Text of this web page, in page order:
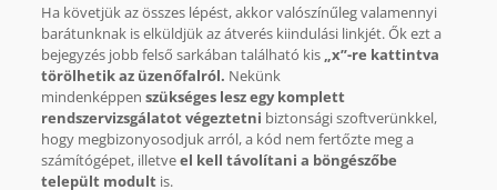
Ha követjük az összes lépést, akkor valószínűleg valamennyi
barátunknak is elküldjük az átverés kiindulási linkjét. Ők ezt a
bejegyzés jobb felső sarkában található kis „x”-re kattintva
törölhetik az üzenőfalról. Nekünk
mindenképpen szükséges lesz egy komplett
rendszervizsgálatot végeztetni biztonsági szoftverünkkel,
hogy megbizonyosodjuk arról, a kód nem fertőzte meg a
számítógépet, illetveel kell távolítani a böngészőbe
települt modultis.